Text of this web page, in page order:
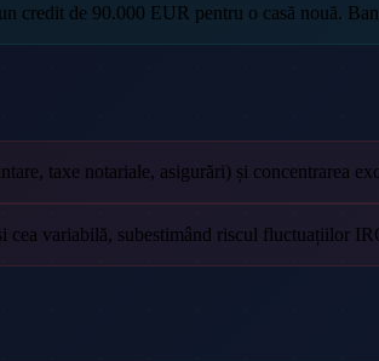
credit de 90.000 EUR pentru o casă nouă.
taxe notariale, asigurări) și concentrarea
cea variabilă, subestimând riscul fluctuațiilor